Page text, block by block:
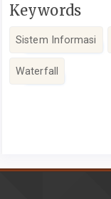
Keywords
Sistem Informasi
Waterfall